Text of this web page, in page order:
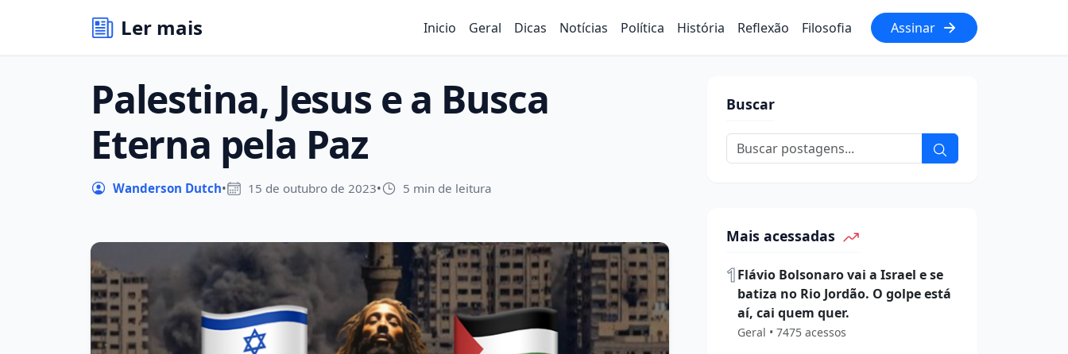
Ler mais Inicio Geral Dicas Notícias Política História Reflexão Filosofia Assinar
Palestina, Jesus e a Busca
Eterna pela Paz
Wanderson Dutch• 15 de outubro de 2023• 5 min de leitura
Buscar
Mais acessadas
1Flávio Bolsonaro vai a Israel e se
batiza no Rio Jordão. O golpe está
aí, cai quem quer.
Geral • 7475 acessos